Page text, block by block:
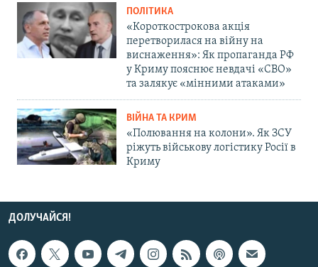
ПОЛІТИКА
«Короткострокова акція
перетворилася на війну на
виснаження»: Як пропаганда РФ
у Криму пояснює невдачі «СВО»
та залякує «мінними атаками»
ВІЙНА ТА КРИМ
«Полювання на колони». Як ЗСУ
ріжуть військову логістику Росії в
Криму
ДОЛУЧАЙСЯ!